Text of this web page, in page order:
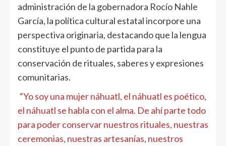
administración de la gobernadora Rocío Nahle
García, la política cultural estatal incorpore una
perspectiva originaria, destacando que la lengua
constituye el punto de partida para la
conservación de rituales, saberes y expresiones
comunitarias.
“Yo soy una mujer náhuatl, el náhuatl es poético,
el náhuatl se habla con el alma. De ahí parte todo
para poder conservar nuestros rituales, nuestras
ceremonias, nuestras artesanías, nuestros